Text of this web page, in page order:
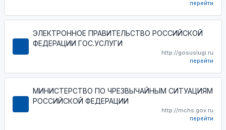
перейти
ЭЛЕКТРОННОЕ ПРАВИТЕЛЬСТВО РОССИЙСКОЙ
ФЕДЕРАЦИИ ГОС.УСЛУГИ
http://gosuslugi.ru
перейти
МИНИСТЕРСТВО ПО ЧРЕЗВЫЧАЙНЫМ СИТУАЦИЯМ
РОССИЙСКОЙ ФЕДЕРАЦИИ
http://mchs.gov.ru
перейти